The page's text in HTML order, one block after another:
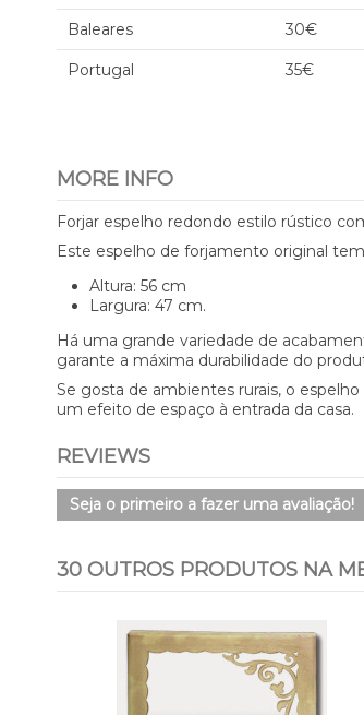
Baleares 30€
Portugal 35€
MORE INFO
Forjar espelho redondo estilo rústico
Este espelho de forjamento original
Altura: 56 cm
Largura: 47 cm.
Há uma grande variedade de
garante a máxima durabilidade do
Se gosta de ambientes rurais, o
um efeito de espaço à entrada da casa.
REVIEWS
Seja o primeiro a fazer uma avaliação!
30 OUTROS PRODUTOS NA